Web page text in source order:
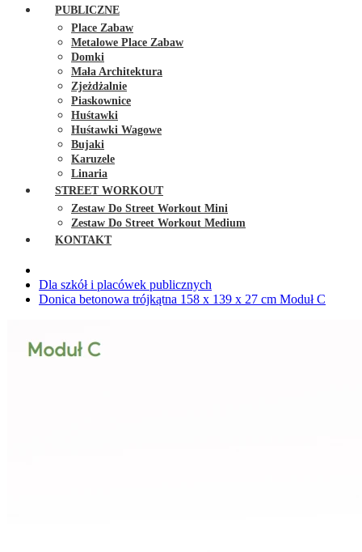
PUBLICZNE
Place Zabaw
Metalowe Place Zabaw
Domki
Mała Architektura
Zjeżdżalnie
Piaskownice
Huśtawki
Huśtawki Wagowe
Bujaki
Karuzele
Linaria
STREET WORKOUT
Zestaw Do Street Workout Mini
Zestaw Do Street Workout Medium
KONTAKT
Dla szkół i placówek publicznych
Donica betonowa trójkątna 158 x 139 x 27 cm Moduł C